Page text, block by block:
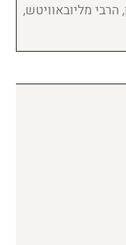
מליובאוויטש,